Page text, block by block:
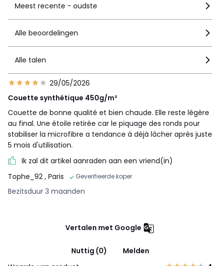
Meest recente - oudste
Alle beoordelingen
Alle talen
29/05/2026
Couette synthétique 450g/m²
Couette de bonne qualité et bien chaude. Elle reste légère
au final. Une étoile retirée car le piquage des ronds pour
stabiliser la microfibre a tendance à déjà lâcher après juste
5 mois d'utilisation.
Ik zal dit artikel aanraden aan een vriend(in)
Tophe_92 , Paris Geverifieerde koper
Bezitsduur 3 maanden
Vertalen met Google
Nuttig (0)
Melden